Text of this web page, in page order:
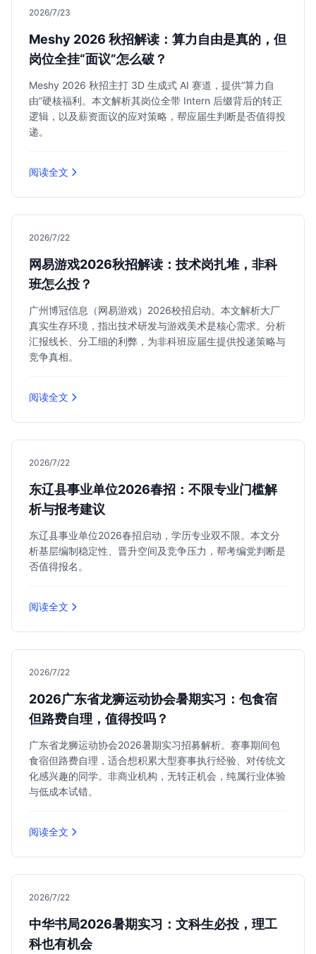
2026/7/23
Meshy 2026 秋招解读：算力自由是真的，但
岗位全挂“面议”怎么破？
Meshy 2026 秋招主打 3D 生成式 AI 赛道，提供“算力自
由”硬核福利。本文解析其岗位全带 Intern 后缀背后的转正
逻辑，以及薪资面议的应对策略，帮应届生判断是否值得投
递。
阅读全文
2026/7/22
网易游戏2026秋招解读：技术岗扎堆，非科
班怎么投？
广州博冠信息（网易游戏）2026校招启动。本文解析大厂
真实生存环境，指出技术研发与游戏美术是核心需求。分析
汇报线长、分工细的利弊，为非科班应届生提供投递策略与
竞争真相。
阅读全文
2026/7/22
东辽县事业单位2026春招：不限专业门槛解
析与报考建议
东辽县事业单位2026春招启动，学历专业双不限。本文分
析基层编制稳定性、晋升空间及竞争压力，帮考编党判断是
否值得报名。
阅读全文
2026/7/22
2026广东省龙狮运动协会暑期实习：包食宿
但路费自理，值得投吗？
广东省龙狮运动协会2026暑期实习招募解析。赛事期间包
食宿但路费自理，适合想积累大型赛事执行经验、对传统文
化感兴趣的同学。非商业机构，无转正机会，纯属行业体验
与低成本试错。
阅读全文
2026/7/22
中华书局2026暑期实习：文科生必投，理工
科也有机会